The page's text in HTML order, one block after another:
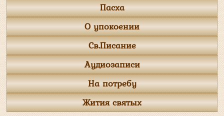
Пасха
О упокоении
Св.Писание
Аудиозаписи
На потребу
Жития святых